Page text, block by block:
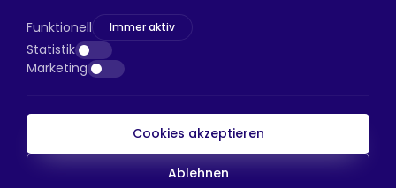
D:a, 34045 Bayrampaşa/İstanbul
Telefon:+90 530 044 64 87
E-Mail: info@htsteker.com
HTS-Zahlung
Funktionell Immer aktiv
Statistik
Marketing
Cookies akzeptieren
Ablehnen